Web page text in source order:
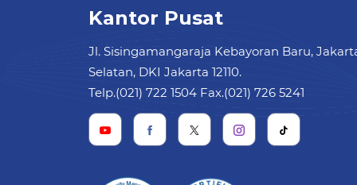
Kantor Pusat
Jl. Sisingamangaraja Kebayoran Baru,
Selatan, DKI Jakarta 12110.
Telp.(021) 722 1504 Fax.(021) 726 5241